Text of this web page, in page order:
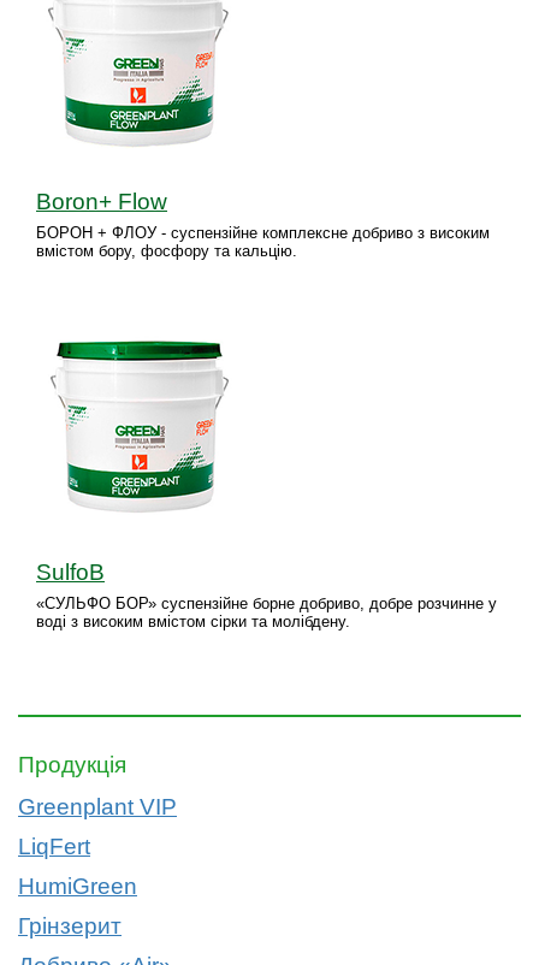
Boron+ Flow
БОРОН + ФЛОУ - суспензійне комплексне добриво з високим
вмістом бору, фосфору та кальцію.
SulfoB
«СУЛЬФО БОР» суспензійне борне добриво, добре розчинне у
воді з високим вмістом сірки та молібдену.
Продукція
Greenplant VIP
LiqFert
HumiGreen
Грінзерит